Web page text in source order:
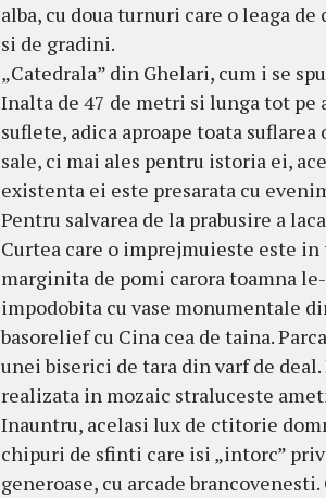
alba, cu doua turnuri care o leaga
si de gradini.
„Catedrala” din Ghelari, cum i se
Inalta de 47 de metri si lunga tot pe
suflete, adica aproape toata
sale, ci mai ales pentru istoria ei,
existenta ei este presarata cu
Pentru salvarea de la prabusire a
Curtea care o imprejmuieste este in
marginita de pomi carora toamna
impodobita cu vase monumentale
basorelief cu Cina cea de taina.
unei biserici de tara din varf de
realizata in mozaic straluceste
Inauntru, acelasi lux de ctitorie
chipuri de sfinti care isi „intorc”
generoase, cu arcade